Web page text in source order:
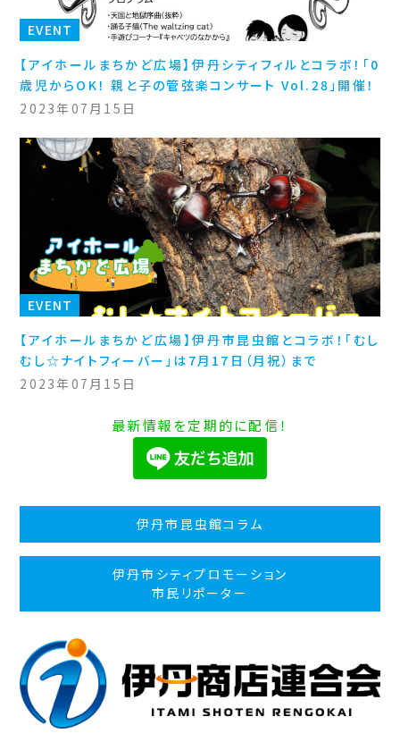
EVENT
【アイホールまちかど広場】伊丹シティフィルとコラボ！「0
歳児からOK！ 親と子の管弦楽コンサート Vol.28」開催！
2023年07月15日
EVENT
【アイホールまちかど広場】伊丹市昆虫館とコラボ！「むし
むし☆ナイトフィーバー」は7月17日（月祝）まで
2023年07月15日
最新情報を定期的に配信！
伊丹市昆虫館コラム
伊丹市シティプロモーション
市民リポーター